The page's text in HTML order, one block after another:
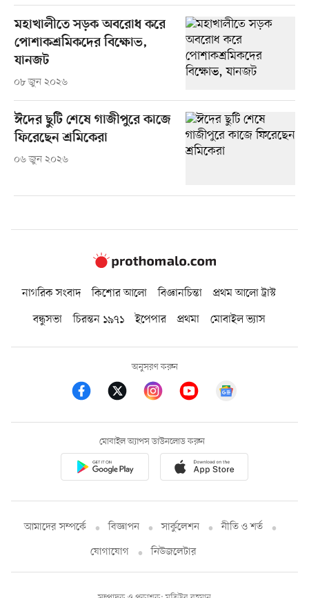
মহাখালীতে সড়ক অবরোধ করে
পোশাকশ্রমিকদের বিক্ষোভ,
যানজট
০৮ জুন ২০২৬
ঈদের ছুটি শেষে গাজীপুরে কাজে
ফিরেছেন শ্রমিকেরা
০৬ জুন ২০২৬
নাগরিক সংবাদ কিশোর আলো বিজ্ঞানচিন্তা
প্রথম আলো ট্রাস্ট
বন্ধুসভা
চিরন্তন ১৯৭১ ইপেপার প্রথমা মোবাইল ভ্যাস
অনুসরণ করুন
মোবাইল অ্যাপস ডাউনলোড করুন
আমাদের সম্পর্কে বিজ্ঞাপন সার্কুলেশন
নীতি ও শর্ত
যোগাযোগ
নিউজলেটার